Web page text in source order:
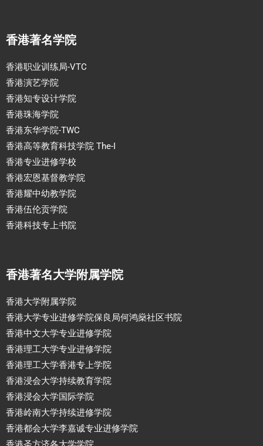
香港著名学院
香港职业训练局-VTC
香港演艺学院
香港知专设计学院
香港珠海学院
香港东华学院-TWC
香港高等教育科技学院 The-I
香港专业进修学校
香港宏恩基督教学院
香港耀中幼教学院
香港伍伦贡学院
香港科技专上书院
香港著名大学附属学院
香港大学附属学院
香港大学专业进修学院保良局何鸿燊社区书院
香港中文大学专业进修学院
香港理工大学专业进修学院
香港理工大学香港专上学院
香港浸会大学持续教育学院
香港浸会大学国际学院
香港岭南大学持续进修学院
香港都会大学李嘉诚专业进修学院